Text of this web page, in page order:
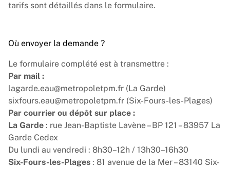
tarifs sont détaillés dans le formulaire.
Où envoyer la demande ?
Le formulaire complété est à transmettre :
Par mail :
lagarde.eau@metropoletpm.fr (La Garde)
sixfours.eau@metropoletpm.fr (Six-Fours-les-Plages)
Par courrier ou dépôt sur place :
La Garde : rue Jean-Baptiste Lavène – BP 121 – 83957 La
Garde Cedex
Du lundi au vendredi : 8h30–12h / 13h30–16h30
Six-Fours-les-Plages : 81 avenue de la Mer – 83140 Six-